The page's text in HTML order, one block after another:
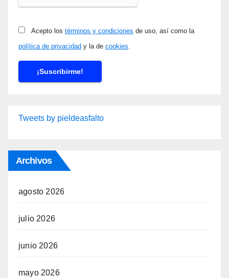
Acepto los términos y condiciones de uso, así como la
política de privacidad y la de cookies.
Tweets by pieldeasfalto
Archivos
agosto 2026
julio 2026
junio 2026
mayo 2026